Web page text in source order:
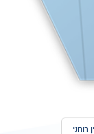
רוחני